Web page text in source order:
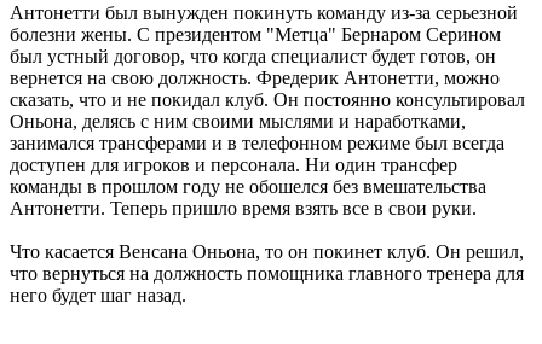
Антонетти был вынужден покинуть команду из-за серьезной
болезни жены. С президентом "Метца" Бернаром Серином
был устный договор, что когда специалист будет готов, он
вернется на свою должность. Фредерик Антонетти, можно
сказать, что и не покидал клуб. Он постоянно консультировал
Оньона, делясь с ним своими мыслями и наработками,
занимался трансферами и в телефонном режиме был всегда
доступен для игроков и персонала. Ни один трансфер
команды в прошлом году не обошелся без вмешательства
Антонетти. Теперь пришло время взять все в свои руки.
Что касается Венсана Оньона, то он покинет клуб. Он решил,
что вернуться на должность помощника главного тренера для
него будет шаг назад.